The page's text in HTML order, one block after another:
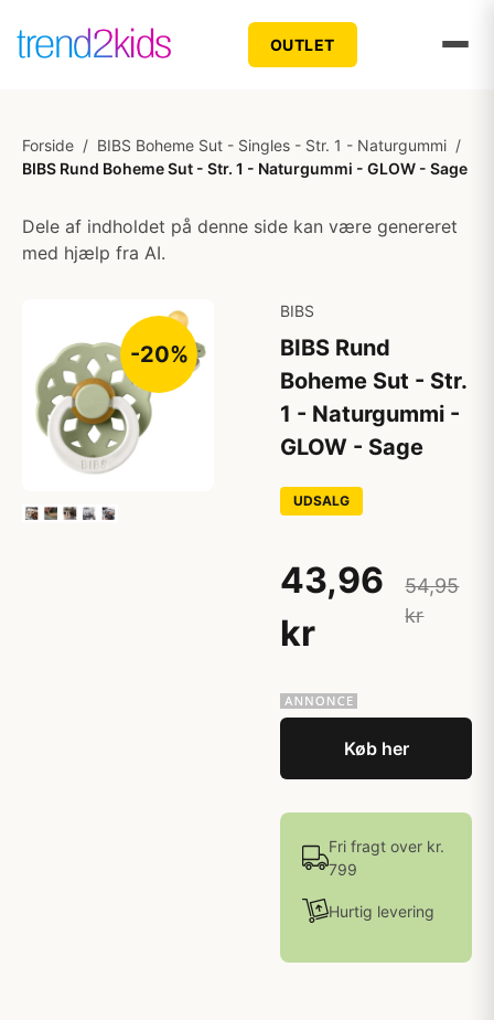
OUTLET
Forside / BIBS Boheme Sut - Singles - Str. 1 - Naturgummi /
BIBS Rund Boheme Sut - Str. 1 - Naturgummi - GLOW - Sage
Dele af indholdet på denne side kan være genereret
med hjælp fra AI.
-20%
BIBS
BIBS Rund
Boheme Sut - Str.
1 - Naturgummi -
GLOW - Sage
UDSALG
43,96
kr
54,95
kr
Køb her
Fri fragt over kr.
799
Hurtig levering